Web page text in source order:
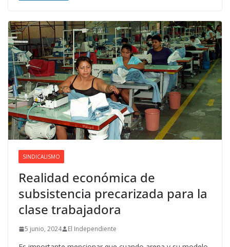
SINDICALISMO
Realidad económica de
subsistencia precarizada para la
clase trabajadora
5 junio, 2024 El Independiente